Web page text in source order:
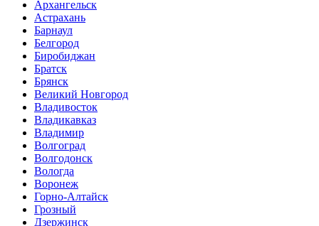
Архангельск
Астрахань
Барнаул
Белгород
Биробиджан
Братск
Брянск
Великий Новгород
Владивосток
Владикавказ
Владимир
Волгоград
Волгодонск
Вологда
Воронеж
Горно-Алтайск
Грозный
Дзержинск